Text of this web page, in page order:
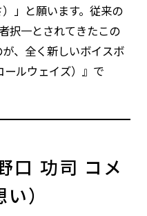
」と願います。従来の
択一とされてきたこの
、全く新しいボイスボ
ルウェイズ）』で
口 功司 コメ
）